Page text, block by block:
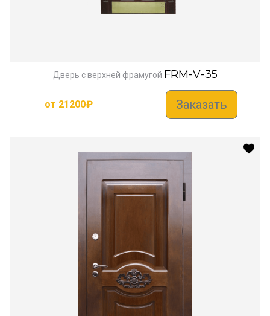
Дверь с верхней фрамугой FRM-V-35
от 21200₽ Заказать